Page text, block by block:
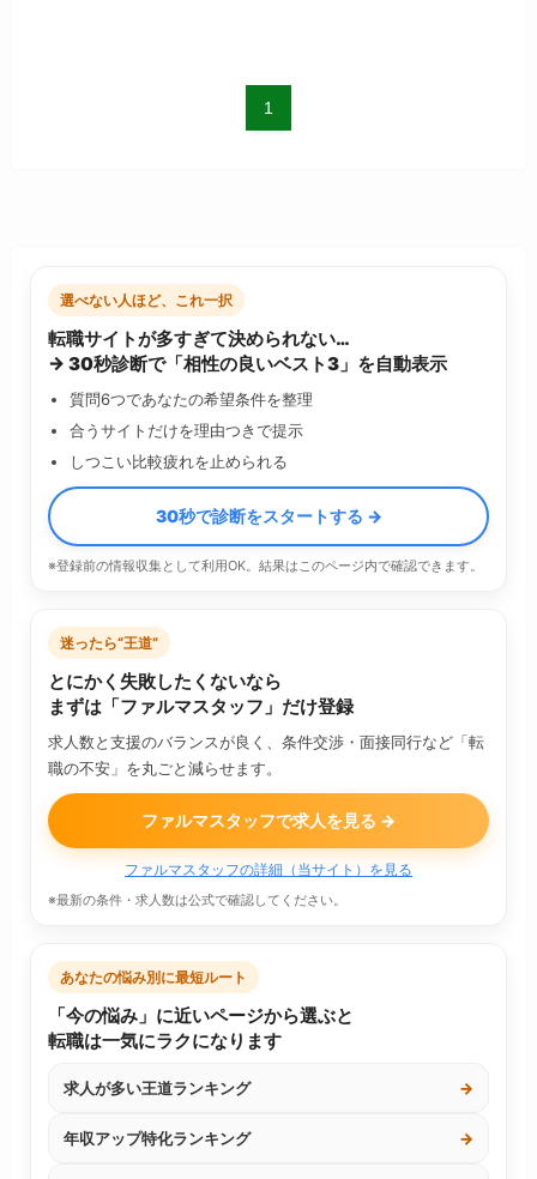
1
選べない人ほど、これ一択
転職サイトが多すぎて決められない…
→ 30秒診断で「相性の良いベスト3」を自動表示
質問6つであなたの希望条件を整理
合うサイトだけを理由つきで提示
しつこい比較疲れを止められる
30秒で診断をスタートする →
※登録前の情報収集として利用OK。結果はこのページ内で確認できます。
迷ったら“王道”
とにかく失敗したくないなら
まずは「ファルマスタッフ」だけ登録
求人数と支援のバランスが良く、条件交渉・面接同行など「転
職の不安」を丸ごと減らせます。
ファルマスタッフで求人を見る →
ファルマスタッフの詳細（当サイト）を見る
※最新の条件・求人数は公式で確認してください。
あなたの悩み別に最短ルート
「今の悩み」に近いページから選ぶと
転職は一気にラクになります
求人が多い王道ランキング →
年収アップ特化ランキング →